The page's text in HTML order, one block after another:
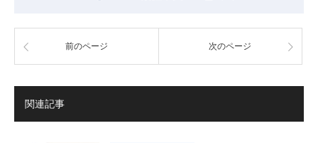
前のページ 次のページ
関連記事